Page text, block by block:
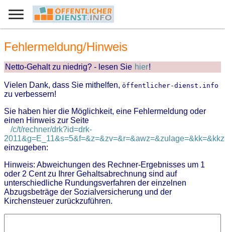
Fehlermeldung/Hinweis
Netto-Gehalt zu niedrig? - lesen Sie hier!
Vielen Dank, dass Sie mithelfen, öffentlicher-dienst.info
zu verbessern!
Sie haben hier die Möglichkeit, eine Fehlermeldung oder
einen Hinweis zur Seite
/c/t/rechner/drk?id=drk-
einzugeben:
Hinweis: Abweichungen des Rechner-Ergebnisses um 1
oder 2 Cent zu Ihrer Gehaltsabrechnung sind auf
unterschiedliche Rundungsverfahren der einzelnen
Abzugsbeträge der Sozialversicherung und der
Kirchensteuer zurückzuführen.